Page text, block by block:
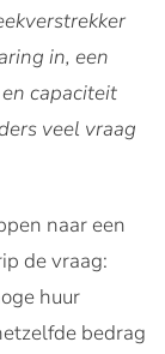
in, een
capaciteit
veel vraag
naar een
de vraag:
huur
bedrag